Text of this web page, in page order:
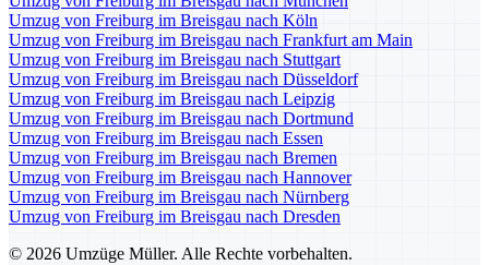
Umzug von Freiburg im Breisgau nach Köln
Umzug von Freiburg im Breisgau nach Frankfurt am Main
Umzug von Freiburg im Breisgau nach Stuttgart
Umzug von Freiburg im Breisgau nach Düsseldorf
Umzug von Freiburg im Breisgau nach Leipzig
Umzug von Freiburg im Breisgau nach Dortmund
Umzug von Freiburg im Breisgau nach Essen
Umzug von Freiburg im Breisgau nach Bremen
Umzug von Freiburg im Breisgau nach Hannover
Umzug von Freiburg im Breisgau nach Nürnberg
Umzug von Freiburg im Breisgau nach Dresden
© 2026 Umzüge Müller. Alle Rechte vorbehalten.